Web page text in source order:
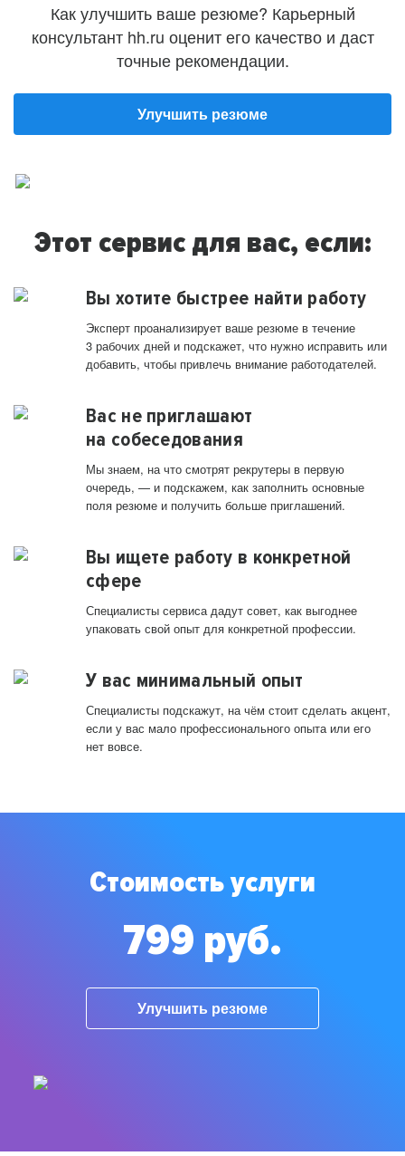
Как улучшить ваше резюме? Карьерный
консультант hh.ru оценит его качество и даст
точные рекомендации.
Улучшить резюме
Этот сервис для вас, если:
Вы хотите быстрее найти работу
Эксперт проанализирует ваше резюме в течение
3 рабочих дней и подскажет, что нужно исправить или
добавить, чтобы привлечь внимание работодателей.
Вас не приглашают
на собеседования
Мы знаем, на что смотрят рекрутеры в первую
очередь, — и подскажем, как заполнить основные
поля резюме и получить больше приглашений.
Вы ищете работу в конкретной
сфере
Специалисты сервиса дадут совет, как выгоднее
упаковать свой опыт для конкретной профессии.
У вас минимальный опыт
Специалисты подскажут, на чём стоит сделать акцент,
если у вас мало профессионального опыта или его
нет вовсе.
Стоимость услуги
799 руб.
Улучшить резюме